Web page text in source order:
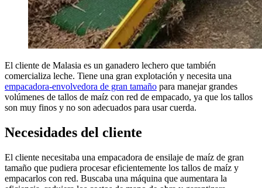
El cliente de Malasia es un ganadero lechero que también
comercializa leche. Tiene una gran explotación y necesita una
empacadora-envolvedora de gran tamaño para manejar grandes
volúmenes de tallos de maíz con red de empacado, ya que los tallos
son muy finos y no son adecuados para usar cuerda.
Necesidades del cliente
El cliente necesitaba una empacadora de ensilaje de maíz de gran
tamaño que pudiera procesar eficientemente los tallos de maíz y
empacarlos con red. Buscaba una máquina que aumentara la